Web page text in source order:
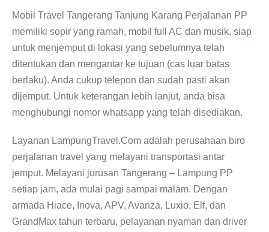
Mobil Travel Tangerang Tanjung Karang Perjalanan PP
memiliki sopir yang ramah, mobil full AC dan musik, siap
untuk menjemput di lokasi yang sebelumnya telah
ditentukan dan mengantar ke tujuan (cas luar batas
berlaku). Anda cukup telepon dan sudah pasti akan
dijemput. Untuk keterangan lebih lanjut, anda bisa
menghubungi nomor whatsapp yang telah disediakan.
Layanan LampungTravel.Com adalah perusahaan biro
perjalanan travel yang melayani transportasi antar
jemput. Melayani jurusan Tangerang – Lampung PP
setiap jam, ada mulai pagi sampai malam. Dengan
armada Hiace, Inova, APV, Avanza, Luxio, Elf, dan
GrandMax tahun terbaru, pelayanan nyaman dan driver